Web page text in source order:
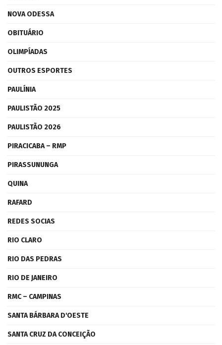
NOVA ODESSA
OBITUÁRIO
OLIMPÍADAS
OUTROS ESPORTES
PAULÍNIA
PAULISTÃO 2025
PAULISTÃO 2026
PIRACICABA – RMP
PIRASSUNUNGA
QUINA
RAFARD
REDES SOCIAS
RIO CLARO
RIO DAS PEDRAS
RIO DE JANEIRO
RMC – CAMPINAS
SANTA BÁRBARA D'OESTE
SANTA CRUZ DA CONCEIÇÃO